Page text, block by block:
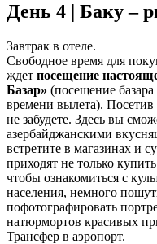
День 4 | Баку –
Завтрак в отеле.
Свободное время для
ждет посещение
Базар» (посещение
времени вылета).
не забудете. Здесь вы
азербайджанскими
встретите в магазинах и
приходят не только
чтобы ознакомиться с
населения, немного
пофотографировать
натюрмортов красивых
Трансфер в аэропорт.